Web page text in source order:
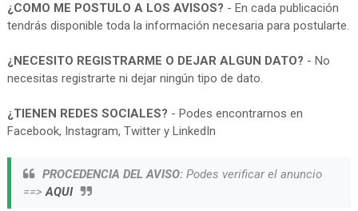
¿COMO ME POSTULO A LOS AVISOS? - En cada publicación
tendrás disponible toda la información necesaria para postularte.
¿NECESITO REGISTRARME O DEJAR ALGUN DATO? - No
necesitas registrarte ni dejar ningún tipo de dato.
¿TIENEN REDES SOCIALES? - Podes encontrarnos en
Facebook, Instagram, Twitter y LinkedIn
PROCEDENCIA DEL AVISO:Podes verificar el anuncio
==>AQUI